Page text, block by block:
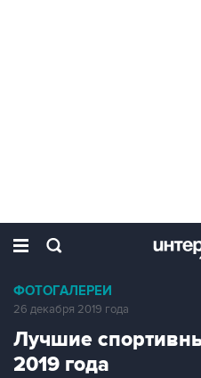
ФОТОГАЛЕРЕИ
26 декабря 2019 года
Лучшие
2019 года